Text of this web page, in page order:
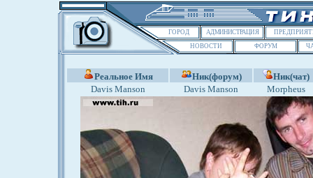
ГОРОД АДМИНИСТРАЦИЯ
НОВОСТИ
ФОРУМ
Реальное Имя Ник(форум)
Ник(чат)
Davis Manson
Davis Manson Morpheus